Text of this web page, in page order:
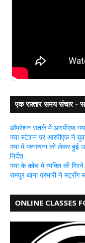
एक रफ़्तार समय संचार -
ऑपरेशन सतर्क में आरपीएफ
गया स्टेशन पर आरपीएफ ने
गया में मतगणना को लेकर हुई
निर्देश
गया के कोंच में व्यक्ति की
रामपुर थाना प्रभारी ने स्ट्रॉंग
ONLINE CLASSES